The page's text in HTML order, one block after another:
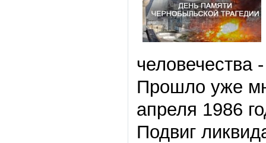
Прошло уже
апреля 1986
Подвиг